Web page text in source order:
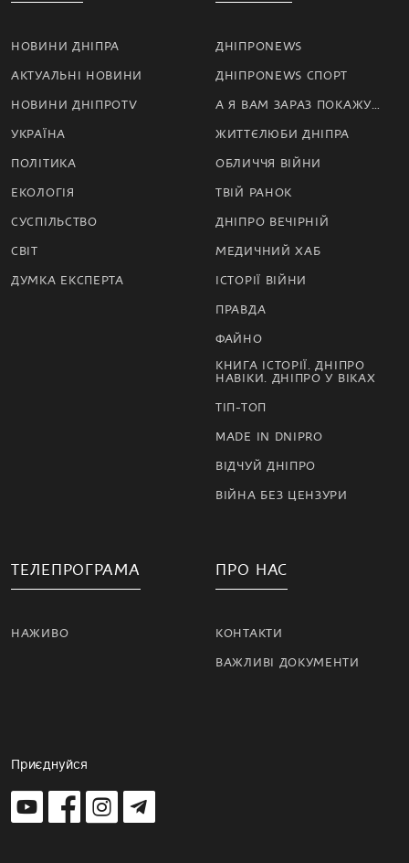
НОВИНИ ДНІПРА
АКТУАЛЬНІ НОВИНИ
НОВИНИ ДНІПРОTV
УКРАЇНА
ПОЛІТИКА
ЕКОЛОГІЯ
СУСПІЛЬСТВО
СВІТ
ДУМКА ЕКСПЕРТА
ДНІПРОNEWS
ДНІПРОNEWS СПОРТ
А Я ВАМ ЗАРАЗ ПОКАЖУ…
ЖИТТЄЛЮБИ ДНІПРА
ОБЛИЧЧЯ ВІЙНИ
ТВІЙ РАНОК
ДНІПРО ВЕЧІРНІЙ
МЕДИЧНИЙ ХАБ
ІСТОРІЇ ВІЙНИ
ПРАВДА
ФАЙНО
КНИГА ІСТОРІЇ. ДНІПРО
НАВІКИ. ДНІПРО У ВІКАХ
ТІП-ТОП
MADE IN DNIPRO
ВІДЧУЙ ДНІПРО
ВІЙНА БЕЗ ЦЕНЗУРИ
ТЕЛЕПРОГРАМА
НАЖИВО
ПРО НАС
КОНТАКТИ
ВАЖЛИВІ ДОКУМЕНТИ
Приєднуйся